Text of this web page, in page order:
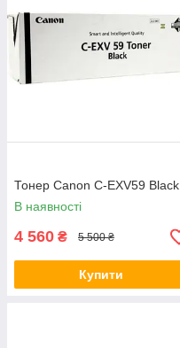
Тонер Canon C-EXV59 Black
В наявності
4 560 ₴ 5 500 ₴
Купити